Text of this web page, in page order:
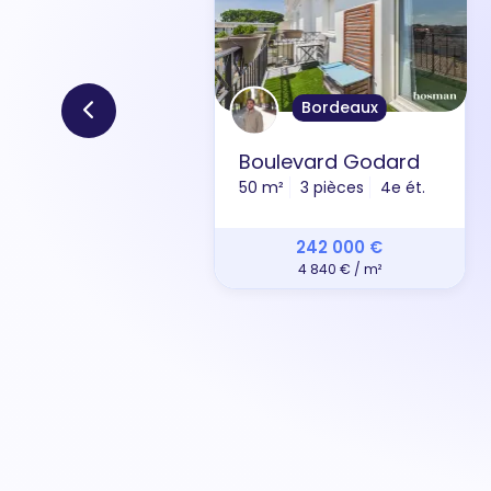
Bordeaux
Boulevard Godard
50 m² 3 pièces 4e ét.
242 000 €
4 840 € / m²